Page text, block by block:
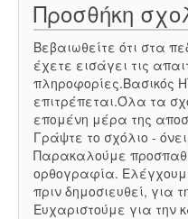
Προσθήκη
Βεβαιωθείτε ότι στα
έχετε εισάγει τις
πληροφορίες.Βασικός
επιτρέπεται.Όλα τα
επομένη μέρα της
Γράψτε το σχόλιο -
Παρακαλούμε
ορθογραφία.
πριν δημοσιευθεί, για
Ευχαριστούμε για την